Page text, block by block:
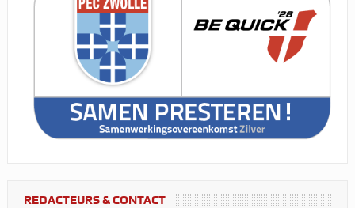
REDACTEURS & CONTACT